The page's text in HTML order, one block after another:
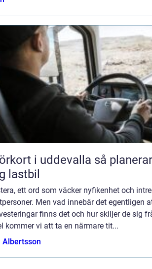
i uddevalla så planerar du vägen mot
lastbil
ett ord som väcker nyfikenhet och
Men vad innebär det egentligen
finns det och hur skiljer de sig
kommer vi att ta en närmare tit...
Albertsson